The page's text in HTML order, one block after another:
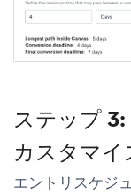
ステップ
カスタマイ
エントリスケジ